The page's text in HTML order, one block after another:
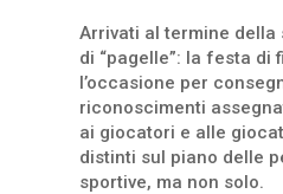
Arrivati al termine della
di “pagelle”: la festa di
l’occasione per
riconoscimenti
ai giocatori e alle
distinti sul piano delle
sportive, ma non solo.